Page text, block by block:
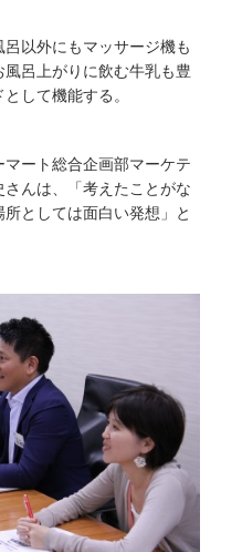
以外にもマッサージ機も
呂上がりに飲む牛乳も豊
して機能する。
ート総合企画部マーケテ
んは、「考えたことがな
としては面白い発想」と